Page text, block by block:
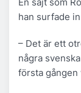
han surfade
– Det är ett
några
första gången